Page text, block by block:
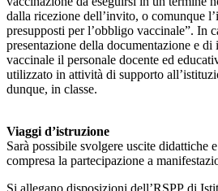
dalla ricezione dell’invito, o comunque
presupposti per l’obbligo vaccinale”. In
presentazione della documentazione e di
vaccinale il personale docente ed
utilizzato in attività di supporto
dunque, in classe.
Viaggi d’istruzione
Sarà possibile svolgere uscite didattiche
compresa la partecipazione a